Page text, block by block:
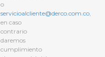
o
servicioalcliente@derco.com.co,
en caso
contrario
daremos
cumplimiento